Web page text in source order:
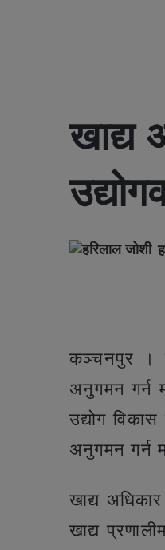
खाद्य
कञ्चनपुर ।
अनुगमन गर्न
उद्योग
अनुगमन गर्न
खाद्य
खाद्य